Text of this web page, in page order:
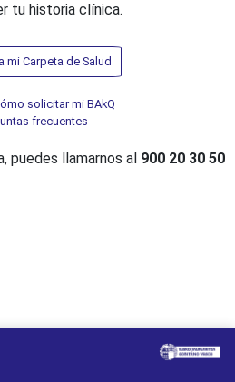
tu historia clínica.
mi Carpeta de Salud
solicitar mi BAkQ
frecuentes
puedes llamarnos al 900 20 30 50